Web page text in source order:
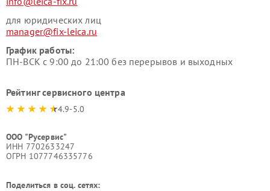
для юридических лиц
manager@fix-leica.ru
График работы:
ПН-ВСК с 9:00 до 21:00 без перерывов и выходных
Рейтинг сервисного центра
4.9-5.0
ООО "Русервис"
ИНН 7702633247
ОГРН 1077746335776
Поделиться в соц. сетях: